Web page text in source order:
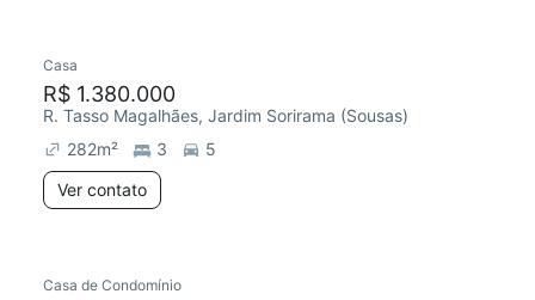
Casa
R$ 1.380.000
R. Tasso Magalhães, Jardim Sorirama (Sousas)
282m² 3
5
Ver contato
Chegou este mês
Casa de Condomínio